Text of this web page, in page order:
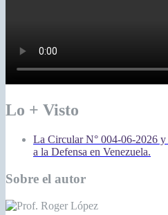
Lo + Visto
La Circular N° 004-06-2026
a la Defensa en Venezuela.
Sobre el autor